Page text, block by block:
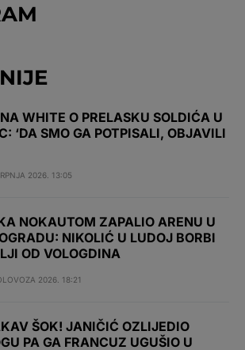
WHITE O PRELASKU SOLDIĆA U
‘DA SMO GA POTPISALI, OBJAVILI
2026. 13:05
NOKAUTOM ZAPALIO ARENU U
NIKOLIĆ U LUDOJ BORBI
OD VOLOGDINA
2026. 18:21
ŠOK! JANIČIĆ OZLIJEDIO
PA GA FRANCUZ UGUŠIO U